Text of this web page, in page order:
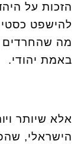
הזכות על
להישפט
מה שהחרדים
באמת יהודי.
אלא שיותר
הישראלי,